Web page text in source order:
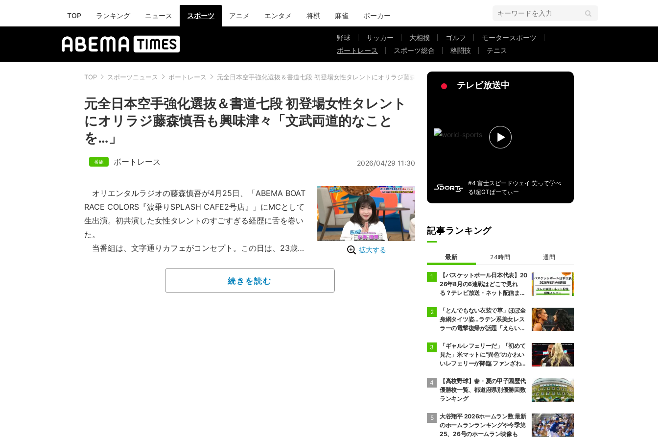
TOP ランキング ニュース スポーツ アニメ エンタメ 将棋 麻雀 ポーカー
野球 サッカー 大相撲 ゴルフ
モータースポーツ
ボートレース
スポーツ総合 格闘技 テニス
TOP スポーツニュース ボートレース 元全日本空手強化選抜＆書道七段 初登場女性タレントにオリラジ藤森慎吾も興味津々「文武両道的なことを…」
元全日本空手強化選抜＆書道七段 初登場女性タレント
にオリラジ藤森慎吾も興味津々「文武両道的なこと
を…」
ボートレース 2026/04/29 11:30
拡大する
オリエンタルラジオの藤森慎吾が4月25日、「ABEMA BOAT
RACE COLORS『波乗りSPLASH CAFE2号店』」にMCとして
生出演。初共演した女性タレントのすごすぎる経歴に舌を巻い
た。
当番組は、文字通りカフェがコンセプト。この日は、23歳の
スター役の藤森は「すごいのよ。かわいいアイドル、タレント
さんをやってらっしゃるんですけども…」と切り出し、「元全
続きを読む
テレビ放送中
#4 富士スピードウェイ 笑って学べ
る!超GTぱーてぃー
記事ランキング
最新 24時間 週間
【バスケットボール日本代表】20
26年8月の6連戦はどこで見れ
る？テレビ放送・ネット配信まと
「とんでもない衣装で草」ほぼ全
身網タイツ姿…ラテン系美女レス
ラーの電撃復帰が話題「えらいセ
「ギャルレフェリーだ」「初めて
見た」米マットに“異色”のかわい
いレフェリーが降臨 ファンざわめ
【高校野球】春・夏の甲子園歴代
優勝校一覧、都道府県別優勝回数
ランキング
大谷翔平 2026ホームラン数 最新
のホームランランキングや今季第
25、26号のホームラン映像も